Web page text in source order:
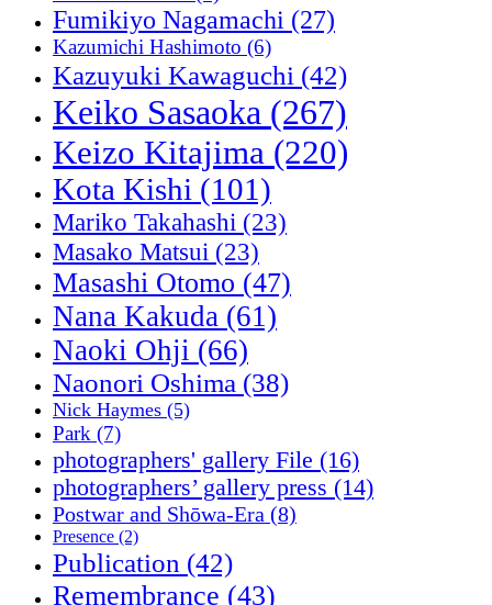
Fumikiyo Nagamachi (27)
Kazumichi Hashimoto (6)
Kazuyuki Kawaguchi (42)
Keiko Sasaoka (267)
Keizo Kitajima (220)
Kota Kishi (101)
Mariko Takahashi (23)
Masako Matsui (23)
Masashi Otomo (47)
Nana Kakuda (61)
Naoki Ohji (66)
Naonori Oshima (38)
Nick Haymes (5)
Park (7)
photographers' gallery File (16)
photographers’ gallery press (14)
Postwar and Shōwa-Era (8)
Presence (2)
Publication (42)
Remembrance (43)